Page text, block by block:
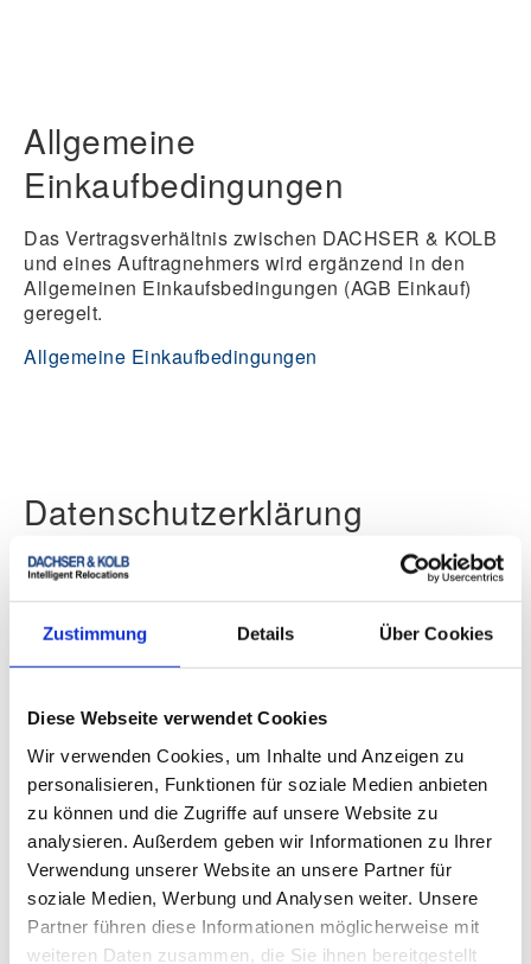
Zustimmung Details Über Cookies
Diese Webseite verwendet Cookies
Wir verwenden Cookies, um Inhalte und Anzeigen zu
personalisieren, Funktionen für soziale Medien anbieten
zu können und die Zugriffe auf unsere Website zu
analysieren. Außerdem geben wir Informationen zu Ihrer
Verwendung unserer Website an unsere Partner für
soziale Medien, Werbung und Analysen weiter. Unsere
Partner führen diese Informationen möglicherweise mit
weiteren Daten zusammen, die Sie ihnen bereitgestellt
Allgemeine
Einkaufbedingungen
Das Vertragsverhältnis zwischen DACHSER & KOLB
und eines Auftragnehmers wird ergänzend in den
Allgemeinen Einkaufsbedingungen (AGB Einkauf)
geregelt.
Allgemeine Einkaufbedingungen
Datenschutzerklärung
Informationen zum Datenschutz nach Artikel 13 und
14 DSGVO.
Datenschutzerklärung
Zusatzhinweis
Schlichtungsstelle Umzug
Der Möbelspediteur DACHSER & KOLB ist mit
Beauftragung verpflichtet, an
Streitbeilegungsverfahren vor einer